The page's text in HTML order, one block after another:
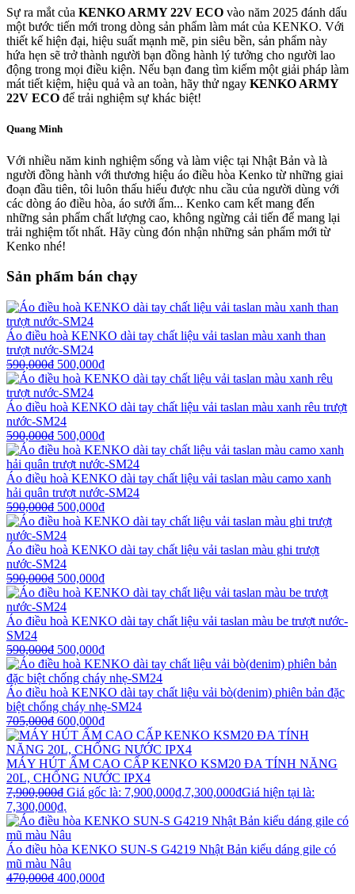
Sự ra mắt của KENKO ARMY 22V ECO vào năm 2025 đánh dấu
một bước tiến mới trong dòng sản phẩm làm mát của KENKO. Với
thiết kế hiện đại, hiệu suất mạnh mẽ, pin siêu bền, sản phẩm này
hứa hẹn sẽ trở thành người bạn đồng hành lý tưởng cho người lao
động trong mọi điều kiện. Nếu bạn đang tìm kiếm một giải pháp làm
mát tiết kiệm, hiệu quả và an toàn, hãy thử ngay KENKO ARMY
22V ECO để trải nghiệm sự khác biệt!
Quang Minh
Với nhiều năm kinh nghiệm sống và làm việc tại Nhật Bản và là
người đồng hành với thương hiệu áo điều hòa Kenko từ những giai
đoạn đầu tiên, tôi luôn thấu hiểu được nhu cầu của người dùng với
các dòng áo điều hòa, áo sưởi ấm... Kenko cam kết mang đến
những sản phẩm chất lượng cao, không ngừng cải tiến để mang lại
trải nghiệm tốt nhất. Hãy cùng đón nhận những sản phẩm mới từ
Kenko nhé!
Sản phẩm bán chạy
Áo điều hoà KENKO dài tay chất liệu vải taslan màu xanh than
trượt nước-SM24
590,000₫ 500,000₫
Áo điều hoà KENKO dài tay chất liệu vải taslan màu xanh rêu trượt
nước-SM24
590,000₫ 500,000₫
Áo điều hoà KENKO dài tay chất liệu vải taslan màu camo xanh
hải quân trượt nước-SM24
590,000₫ 500,000₫
Áo điều hoà KENKO dài tay chất liệu vải taslan màu ghi trượt
nước-SM24
590,000₫ 500,000₫
Áo điều hoà KENKO dài tay chất liệu vải taslan màu be trượt nước-
SM24
590,000₫ 500,000₫
Áo điều hoà KENKO dài tay chất liệu vải bò(denim) phiên bản đặc
biệt chống cháy nhẹ-SM24
705,000₫ 600,000₫
MÁY HÚT ẨM CAO CẤP KENKO KSM20 ĐA TÍNH NĂNG
20L, CHỐNG NƯỚC IPX4
7,900,000₫ Giá gốc là: 7,900,000₫.7,300,000₫Giá hiện tại là:
7,300,000₫.
Áo điều hòa KENKO SUN-S G4219 Nhật Bản kiểu dáng gile có
mũ màu Nâu
470,000₫ 400,000₫